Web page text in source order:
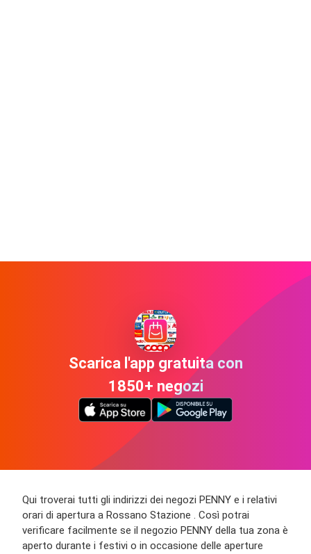
Scarica l'app gratuita con
1850+ negozi
Qui troverai tutti gli indirizzi dei negozi PENNY e i relativi
orari di apertura a Rossano Stazione . Così potrai
verificare facilmente se il negozio PENNY della tua zona è
aperto durante i festivi o in occasione delle aperture